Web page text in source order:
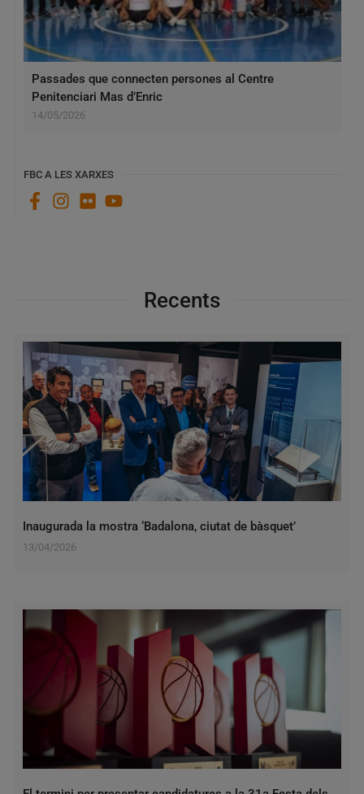
Passades que connecten persones al Centre
Penitenciari Mas d’Enric
14/05/2026
FBC A LES XARXES
Recents
Inaugurada la mostra ‘Badalona, ciutat de bàsquet’
13/04/2026